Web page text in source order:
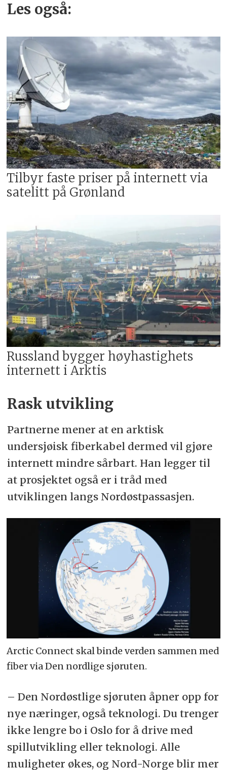
Les også:
Tilbyr faste priser på internett via
satelitt på Grønland
Russland bygger høyhastighets
internett i Arktis
Rask utvikling
Partnerne mener at en arktisk
undersjøisk fiberkabel dermed vil gjøre
internett mindre sårbart. Han legger til
at prosjektet også er i tråd med
utviklingen langs Nordøstpassasjen.
Arctic Connect skal binde verden sammen med
fiber via Den nordlige sjøruten.
– Den Nordøstlige sjøruten åpner opp for
nye næringer, også teknologi. Du trenger
ikke lengre bo i Oslo for å drive med
spillutvikling eller teknologi. Alle
muligheter økes, og Nord-Norge blir mer